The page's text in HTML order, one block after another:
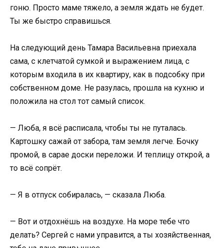
гоню. Просто маме тяжело, а земля ждать не будет.
Ты же быстро справишься.
На следующий день Тамара Васильевна приехала
сама, с клетчатой сумкой и выражением лица, с
которым входила в их квартиру, как в подсобку при
собственном доме. Не разулась, прошла на кухню и
положила на стол тот самый список.
— Люба, я всё расписала, чтобы ты не путалась.
Картошку сажай от забора, там земля легче. Бочку
промой, в сарае доски переложи. И теплицу открой, а
то всё сопрёт.
— Я в отпуск собиралась, — сказала Люба.
— Вот и отдохнёшь на воздухе. На море тебе что
делать? Сергей с нами управится, а ты хозяйственная,